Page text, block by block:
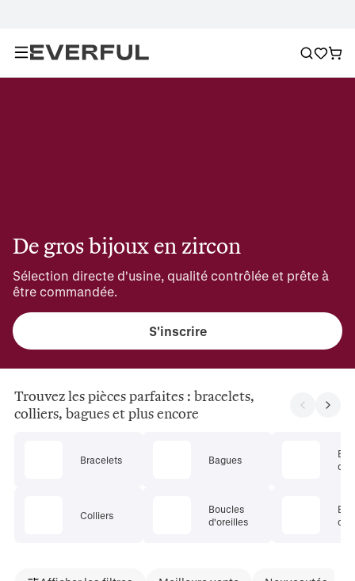
De gros bijoux en zircon
Sélection directe d'usine, qualité contrôlée et prête à
être commandée.
S'inscrire
Trouvez les pièces parfaites : bracelets,
colliers, bagues et plus encore
Bracelets
Colliers
Bagues
Boucles
d'oreilles
de